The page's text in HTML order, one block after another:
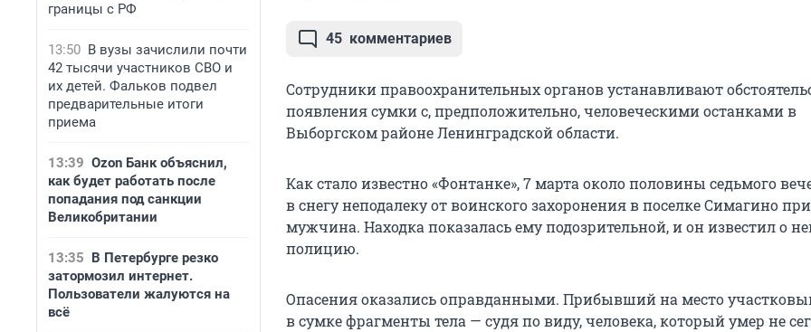
границы с РФ
13:50 В вузы зачислили почти
42 тысячи участников СВО и
их детей. Фальков подвел
предварительные итоги
приема
13:39 Ozon Банк объяснил,
как будет работать после
попадания под санкции
Великобритании
13:35 В Петербурге резко
затормозил интернет.
Пользователи жалуются на
всё
45 комментариев
Сотрудники правоохранительных органов устанавливают
появления сумки с, предположительно, человеческими останками в
Выборгском районе Ленинградской области.
Как стало известно «Фонтанке», 7 марта около половины седьмого
в снегу неподалеку от воинского захоронения в поселке Симагино
мужчина. Находка показалась ему подозрительной, и он известил о
полицию.
Опасения оказались оправданными. Прибывший на место
в сумке фрагменты тела — судя по виду, человека, который умер не